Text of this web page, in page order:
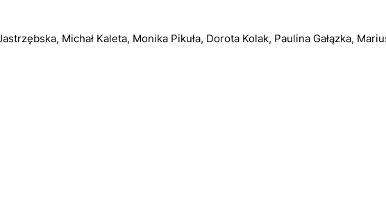
Michał Kaleta, Monika Pikuła, Dorota Kolak, Paulina Gałązka,